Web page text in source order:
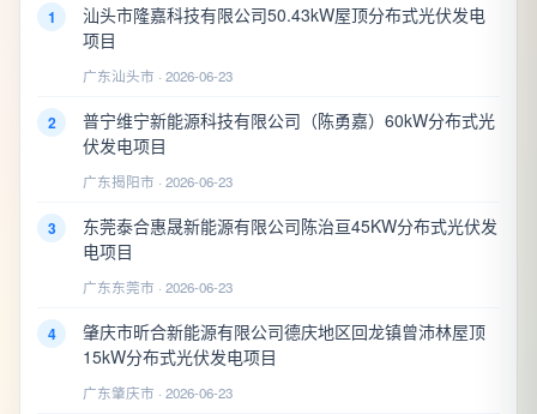
1
汕头市隆嘉科技有限公司50.43kW屋顶分布式光伏发电
项目
广东汕头市 · 2026-06-23
2
普宁维宁新能源科技有限公司（陈勇嘉）60kW分布式光
伏发电项目
广东揭阳市 · 2026-06-23
3
东莞泰合惠晟新能源有限公司陈治亘45KW分布式光伏发
电项目
广东东莞市 · 2026-06-23
4
肇庆市昕合新能源有限公司德庆地区回龙镇曾沛林屋顶
15kW分布式光伏发电项目
广东肇庆市 · 2026-06-23